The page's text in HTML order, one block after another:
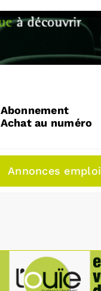
Abonnement
Achat au numéro
Annonces emploi